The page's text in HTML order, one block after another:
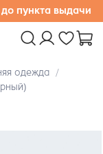
пункта выдачи
одежда